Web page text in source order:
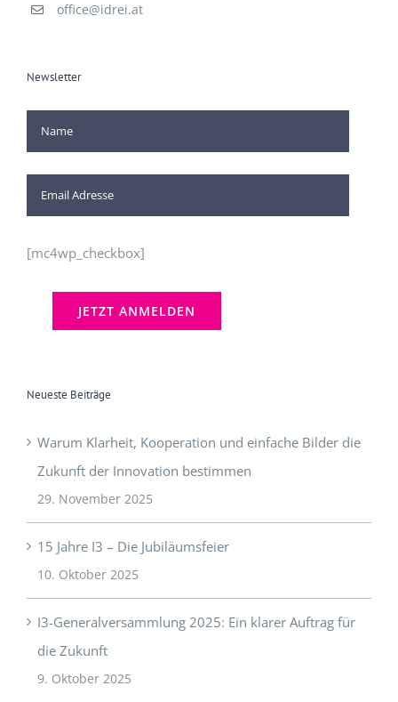
office@idrei.at
Newsletter
[mc4wp_checkbox]
Neueste Beiträge
Warum Klarheit, Kooperation und einfache Bilder die
Zukunft der Innovation bestimmen
29. November 2025
15 Jahre I3 – Die Jubiläumsfeier
10. Oktober 2025
I3-Generalversammlung 2025: Ein klarer Auftrag für
die Zukunft
9. Oktober 2025